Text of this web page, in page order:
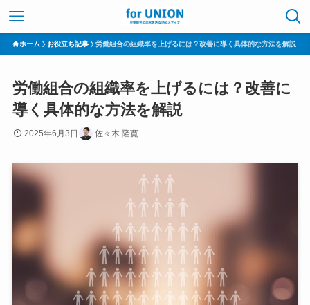
ホーム お役立ち記事 労働組合の組織率を上げるには？改善に導く具体的な方法を解説
労働組合の組織率を上げるには？改善に
導く具体的な方法を解説
2025年6月3日 佐々木 隆寛